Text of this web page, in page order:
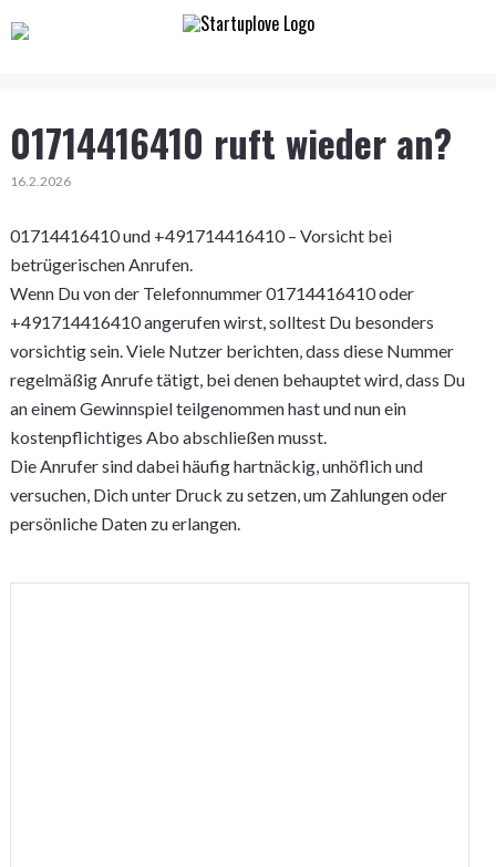
01714416410 ruft wieder an?
16.2.2026
01714416410 und +491714416410 – Vorsicht bei
betrügerischen Anrufen.
Wenn Du von der Telefonnummer 01714416410 oder
+491714416410 angerufen wirst, solltest Du besonders
vorsichtig sein. Viele Nutzer berichten, dass diese Nummer
regelmäßig Anrufe tätigt, bei denen behauptet wird, dass Du
an einem Gewinnspiel teilgenommen hast und nun ein
kostenpflichtiges Abo abschließen musst.
Die Anrufer sind dabei häufig hartnäckig, unhöflich und
versuchen, Dich unter Druck zu setzen, um Zahlungen oder
persönliche Daten zu erlangen.